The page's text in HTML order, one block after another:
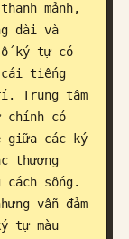
mảnh,
dài và
ký tự có
cái tiếng
Trung tâm
chính có
giữa các ký
thương
sống.
vẫn đảm
tự màu